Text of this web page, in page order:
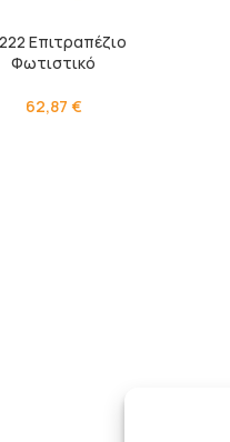
Επιτραπέζιο
Φωτιστικό
62,87 €